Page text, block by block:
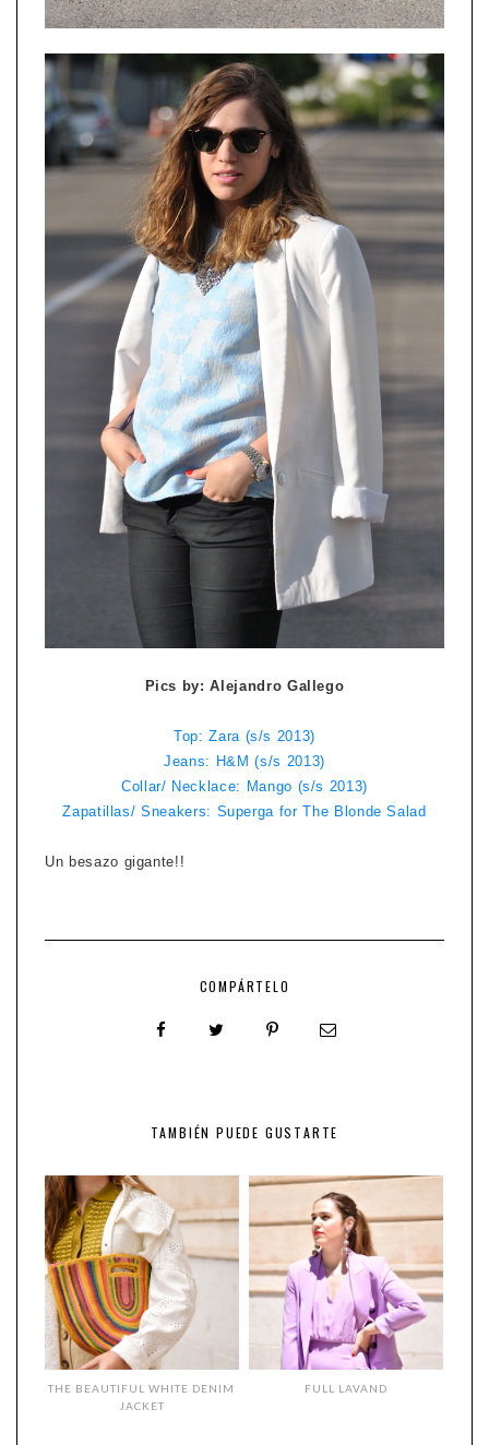
Pics by: Alejandro Gallego
Top: Zara (s/s 2013)
Jeans: H&M (s/s 2013)
Collar/ Necklace: Mango (s/s 2013)
Zapatillas/ Sneakers: Superga for The Blonde Salad
Un besazo gigante!!
COMPÁRTELO
TAMBIÉN PUEDE GUSTARTE
THE BEAUTIFUL WHITE DENIM
JACKET
FULL LAVAND